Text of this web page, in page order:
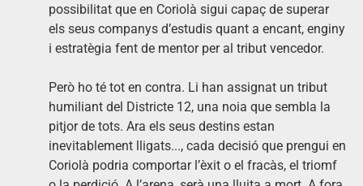
possibilitat que en Coriolà sigui capaç de superar
els seus companys d’estudis quant a encant, enginy
i estratègia fent de mentor per al tribut vencedor.
Però ho té tot en contra. Li han assignat un tribut
humiliant del Districte 12, una noia que sembla la
pitjor de tots. Ara els seus destins estan
inevitablement lligats..., cada decisió que prengui en
Coriolà podria comportar l’èxit o el fracàs, el triomf